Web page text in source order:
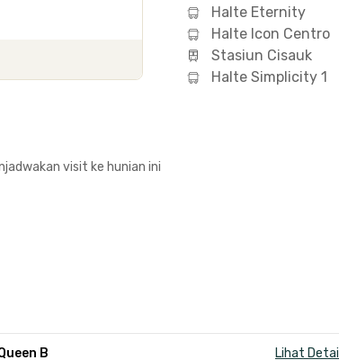
Halte Eternity
Halte Icon Centro
Stasiun Cisauk
Halte Simplicity 1
visit ke hunian ini
B Lihat Detail